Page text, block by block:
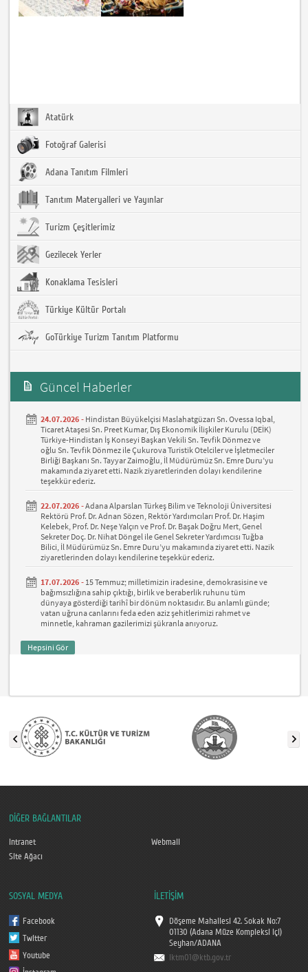
Atatürk
Fotoğraf Galerisi
Adana Tanıtım Filmleri
Tanıtım Materyalleri ve Yayınlar
Turizm Çeşitlerimiz
Gezilecek Yerler
Konaklama Tesisleri
Türkiye Kültür Portalı
GoTürkiye Turizm Tanıtım Platformu
Güncel Haberler
24.07.2026 - Hindistan Büyükelçisi Maslahatgüzarı Sn. Ovessa Iqbal,
Ticaret Ataşesi Sn. Preet Kumar, Dış Ekonomik İlişkiler Kurulu (DEİK)
Türkiye-Hindistan İş Konseyi Başkan Vekili Sn. Tevfik Dönmez ve
oğlu Sn. Tevfik Dönmez ile Çukurova Turistik Otelciler ve İşletmeciler
Birliği Başkanı Sn. Tayyar Zaimoğlu, İl Müdürümüz Sn. Emre Duru’yu
makamında ziyaret etti. Nazik ziyaretlerinden dolayı kendilerine
teşekkür ederiz.
22.07.2026 -Adana Alparslan Türkeş Bilim ve Teknoloji Üniversitesi
Rektörü Prof. Dr. Adnan Sözen, Rektör Yardımcıları Prof. Dr. Haşim
Kelebek, Prof. Dr. Neşe Yalçın ve Prof. Dr. Başak Doğru Mert, Genel
Sekreter Doç. Dr. Nihat Döngel ile Genel Sekreter Yardımcısı Tuğba
Bilici, İl Müdürümüz Sn. Emre Duru’yu makamında ziyaret etti. Nazik
ziyaretlerinden dolayı kendilerine teşekkür ederiz.
17.07.2026 - 15 Temmuz; milletimizin iradesine, demokrasisine ve
bağımsızlığına sahip çıktığı, birlik ve beraberlik ruhunu tüm
dünyaya gösterdiği tarihî bir dönüm noktasıdır. Bu anlamlı günde;
vatan uğruna canlarını feda eden aziz şehitlerimizi rahmet ve
minnetle, kahraman gazilerimizi şükranla anıyoruz.
Hepsini Gör
DİĞER BAĞLANTILAR
Intranet
Webmail
Site Ağacı
SOSYAL MEDYA
Facebook
Twitter
Youtube
İLETİŞİM
Döşeme Mahallesi 42. Sokak No:7
01130 (Adana Müze Kompleksi içi)
Seyhan/ADANA
iktm01@ktb.gov.tr